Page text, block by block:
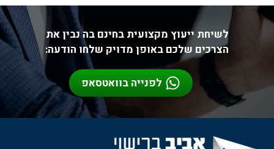
לשיחת ייעוץ מקצועית בחינם בה נבין את
הצרכים שלכם באופן מדויק שלחו הודעה:
לפנייה בוואטסאפ